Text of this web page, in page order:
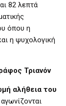
82 λεπτά
όπου η
η ψυχολογική
Τριανόν
αλήθεια του